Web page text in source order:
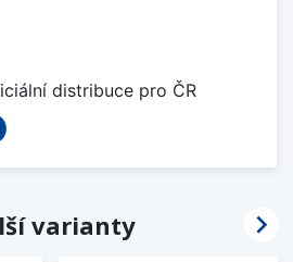
distribuce pro ČR
varianty 